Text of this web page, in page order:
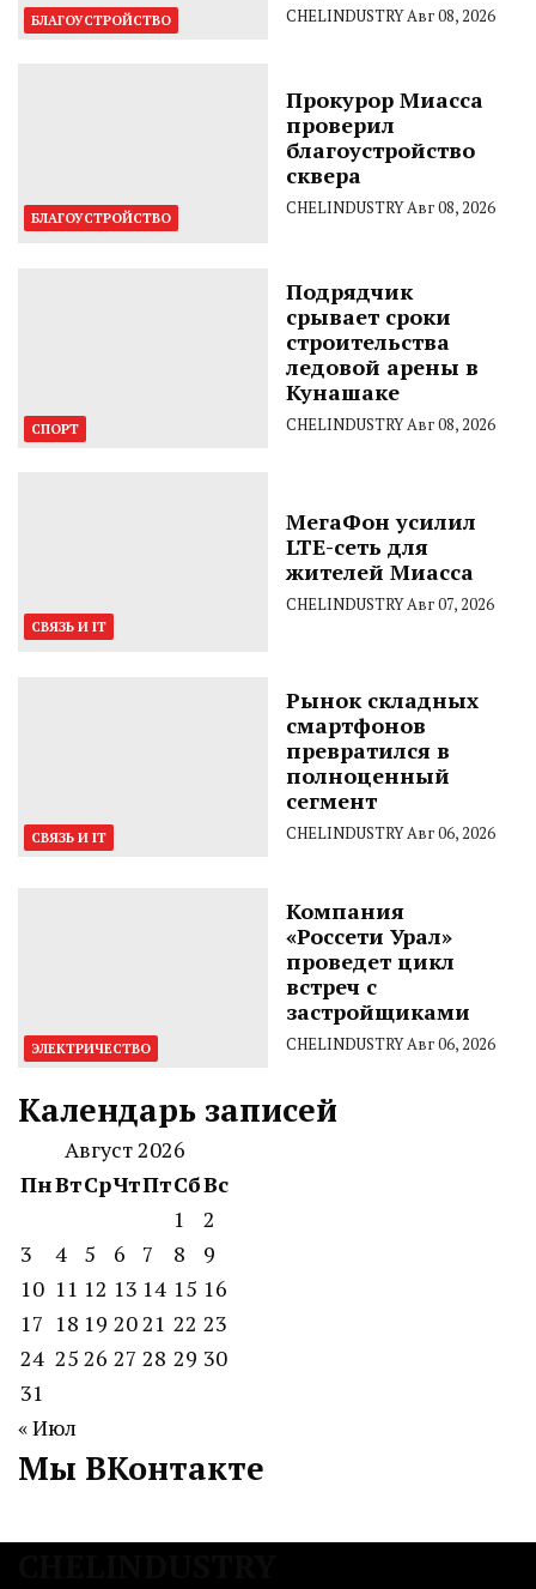
БЛАГОУСТРОЙСТВО CHELINDUSTRYАвг 08, 2026
БЛАГОУСТРОЙСТВО
Прокурор Миасса
проверил
благоустройство
сквера
CHELINDUSTRYАвг 08, 2026
СПОРТ
Подрядчик
срывает сроки
строительства
ледовой арены в
Кунашаке
CHELINDUSTRYАвг 08, 2026
СВЯЗЬ И IT
МегаФон усилил
LTE-сеть для
жителей Миасса
CHELINDUSTRYАвг 07, 2026
СВЯЗЬ И IT
Рынок складных
смартфонов
превратился в
полноценный
сегмент
CHELINDUSTRYАвг 06, 2026
ЭЛЕКТРИЧЕСТВО
Компания
«Россети Урал»
проведет цикл
встреч с
застройщиками
CHELINDUSTRYАвг 06, 2026
Календарь записей
Август 2026
ПнВтСрЧтПтСбВс
1
2
3
4 5 6 7 8
9
10 11 12 13 14 15 16
17 18 19 2021 22 23
24 25 26 27 28 29 30
31
« Июл
Мы ВКонтакте